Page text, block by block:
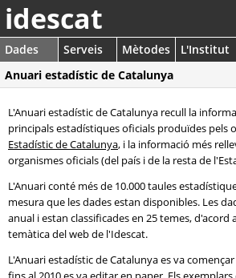
idescat
Dades Serveis Mètodes
L'Institut
Anuari estadístic de Catalunya
L'Anuari estadístic de Catalunya recull la
principals estadístiques oficials produïdes pels
Estadístic de Catalunya, i la informació més
organismes oficials (del país i de la resta de
L'Anuari conté més de 10.000 taules
mesura que les dades estan disponibles. Les
anual i estan classificades en 25 temes, d'acord
temàtica del web de l'Idescat.
L'Anuari estadístic de Catalunya es va